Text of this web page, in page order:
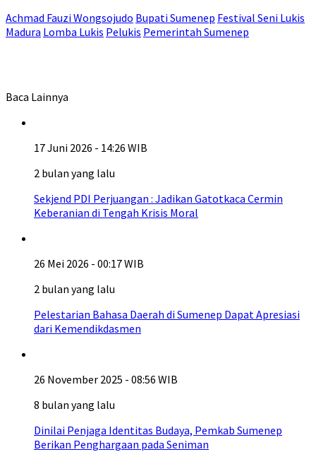
Achmad Fauzi Wongsojudo Bupati Sumenep Festival Seni Lukis
Madura Lomba Lukis Pelukis Pemerintah Sumenep
Baca Lainnya
17 Juni 2026 - 14:26 WIB
2 bulan yang lalu
Sekjend PDI Perjuangan : Jadikan Gatotkaca Cermin
Keberanian di Tengah Krisis Moral
26 Mei 2026 - 00:17 WIB
2 bulan yang lalu
Pelestarian Bahasa Daerah di Sumenep Dapat Apresiasi
dari Kemendikdasmen
26 November 2025 - 08:56 WIB
8 bulan yang lalu
Dinilai Penjaga Identitas Budaya, Pemkab Sumenep
Berikan Penghargaan pada Seniman